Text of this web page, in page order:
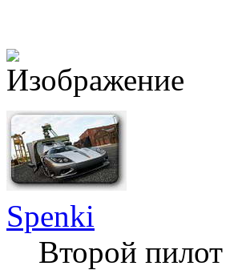
Spenki
Второй пилот